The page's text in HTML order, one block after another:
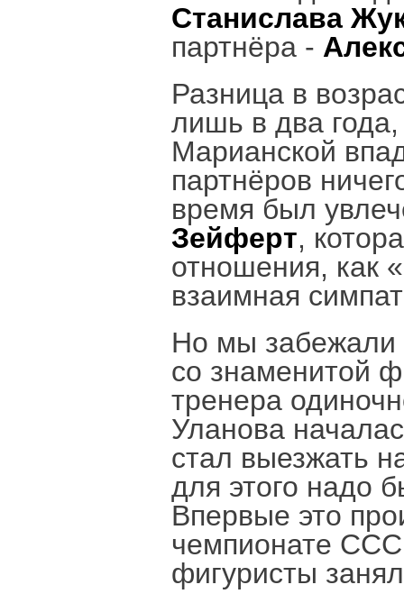
Станислава
партнёра -
Разница в
лишь в два
Марианской
партнёров
время был
Зейферт,
отношения, как
взаимная
Но мы забежали
со знаменитой
тренера
Уланова
стал выезжать
для этого надо
Впервые это
чемпионате
фигуристы